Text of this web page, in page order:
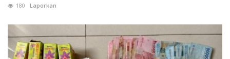
180 Laporkan